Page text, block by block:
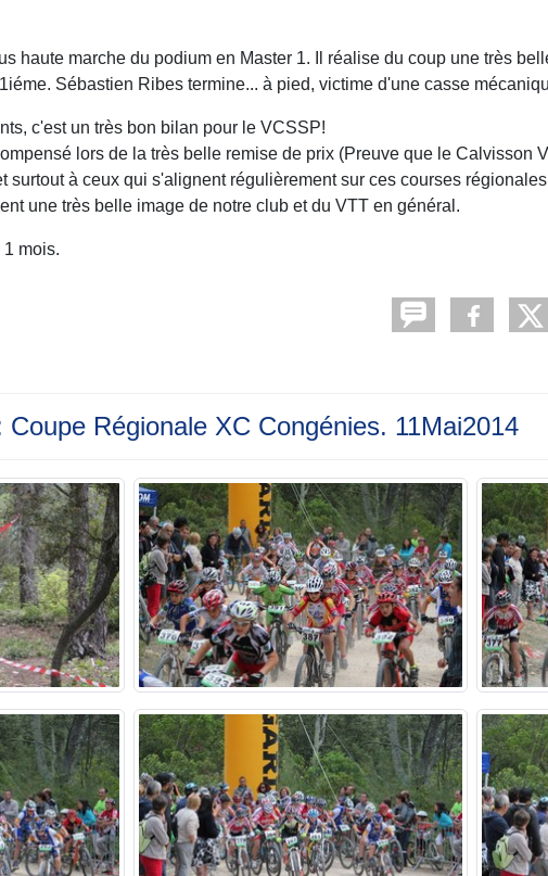
haute marche du podium en Master 1. Il réalise du coup une très
Sébastien Ribes termine... à pied, victime d'une casse
c'est un très bon bilan pour le VCSSP!
lors de la très belle remise de prix (Preuve que le Calvisson
surtout à ceux qui s'alignent régulièrement sur ces courses
une très belle image de notre club et du VTT en général.
mois.
Régionale XC Congénies. 11Mai2014